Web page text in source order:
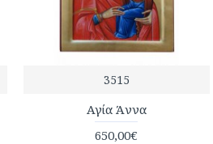
3515
Αγία Άννα
650,00€